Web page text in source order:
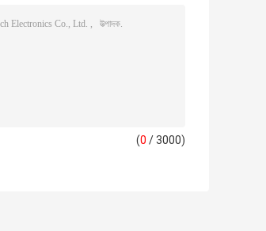
(0 / 3000)